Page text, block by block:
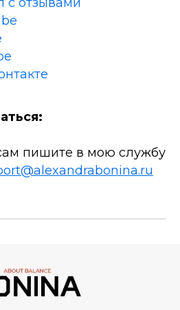
пишите в мою службу